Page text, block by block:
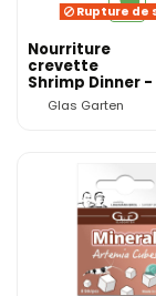
Rupture de
Nourriture
crevette
Shrimp Dinner -
Glas Garten
Glas Garten